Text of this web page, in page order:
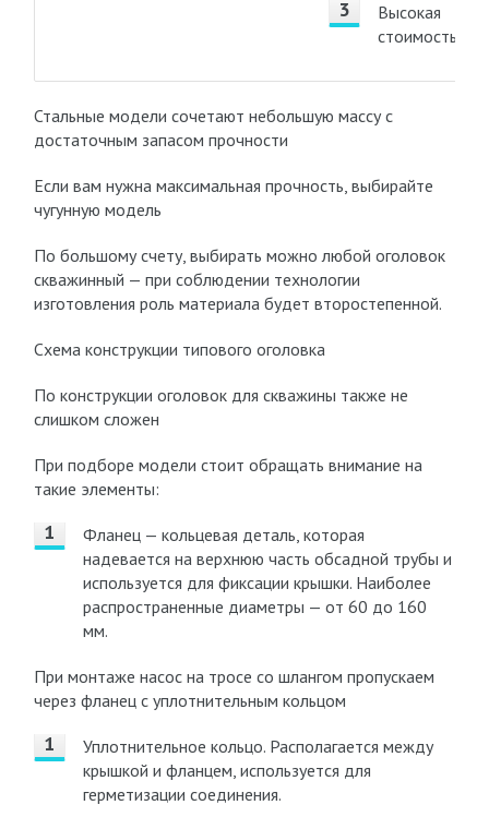
Высокая
стоимость.
Стальные модели сочетают небольшую массу с
достаточным запасом прочности
Если вам нужна максимальная прочность, выбирайте
чугунную модель
По большому счету, выбирать можно любой оголовок
скважинный — при соблюдении технологии
изготовления роль материала будет второстепенной.
Схема конструкции типового оголовка
По конструкции оголовок для скважины также не
слишком сложен
При подборе модели стоит обращать внимание на
такие элементы:
Фланец — кольцевая деталь, которая
надевается на верхнюю часть обсадной трубы и
используется для фиксации крышки. Наиболее
распространенные диаметры — от 60 до 160
мм.
При монтаже насос на тросе со шлангом пропускаем
через фланец с уплотнительным кольцом
Уплотнительное кольцо. Располагается между
крышкой и фланцем, используется для
герметизации соединения.